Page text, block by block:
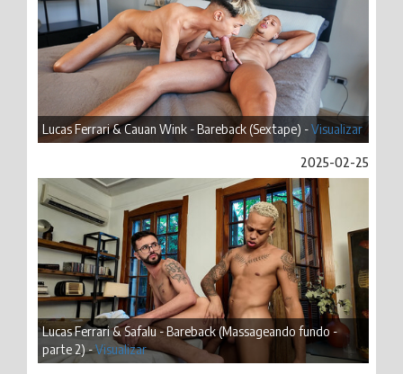
Lucas Ferrari & Cauan Wink - Bareback (Sextape) -Visualizar
2025-02-25
Lucas Ferrari & Safalu - Bareback (Massageando fundo -
parte 2) -Visualizar